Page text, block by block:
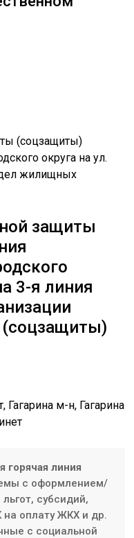
защиты
3-я линия
Гагарина м-н, ​​Гагарина
горячая линия
с оформлением/
субсидий,
на оплату ЖКХ и др.
с социальной